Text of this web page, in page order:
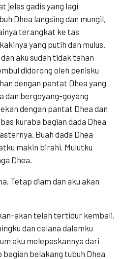
jelas gadis yang lagi
Dhea langsing dan mungil,
terangkat ke tas
yang putih dan mulus.
aku sudah tidak tahan
didorong oleh penisku
dengan pantat Dhea yang
dan bergoyang-goyang
dengan pantat Dhea dan
kuraba bagian dada Dhea
Buah dada Dhea
makin birahi. Mulutku
Dhea.
Tetap diam dan aku akan
akan telah tertidur kembali.
dan celana dalamku
aku melepaskannya dari
belakang tubuh Dhea